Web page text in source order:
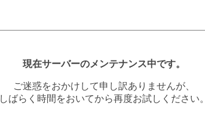
現在サーバーのメンテナンス中です。
ご迷惑をおかけして申し訳ありませんが、
しばらく時間をおいてから再度お試しください。